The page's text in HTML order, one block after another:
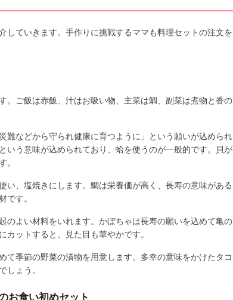
していきます。手作りに挑戦するママも料理セットの注文を
。ご飯は赤飯、汁はお吸い物、主菜は鯛、副菜は煮物と香の
難などから守られ健康に育つように」という願いが込められ
いう意味が込められており、蛤を使うのが一般的です。貝が
。
い、塩焼きにします。鯛は栄養価が高く、長寿の意味がある
です。
のよい材料をいれます。かぼちゃは長寿の願いを込めて亀の
ットすると、見た目も華やかです。
て季節の野菜の漬物を用意します。多幸の意味をかけたタコ
しょう。
お食い初めセット